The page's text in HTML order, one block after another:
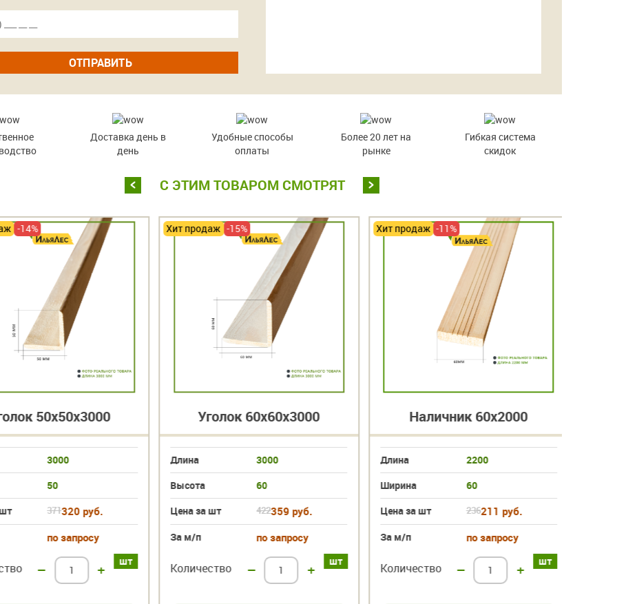
ОТПРАВИТЬ
Доставка день в
день
Удобные способы
оплаты
Более 20 лет на
рынке
Гибкая система
скидок
С ЭТИМ ТОВАРОМ СМОТРЯТ
-14%
50х50х3000
3000
50
371320 руб.
по запросу
шт
– +
Хит продаж -15%
Уголок 60х60х3000
Длина
3000
Высота
60
Цена за шт
422359 руб.
За м/п по запросу
шт
Количество – +
Хит продаж -11%
Наличник 60х2000
Длина
2200
Ширина
60
Цена за шт
236211 руб.
За м/п по запросу
шт
Количество – +